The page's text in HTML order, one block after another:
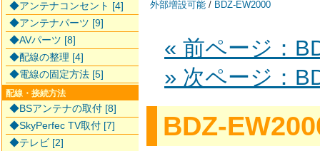
外部増設可能 / BDZ-EW2000
« 前ページ：
» 次ページ：
BDZ-
◆アンテナコンセント [4]
◆アンテナパーツ [9]
◆AVパーツ [8]
◆配線の整理 [4]
◆電線の固定方法 [5]
配線・接続方法
◆BSアンテナの取付 [8]
◆SkyPerfec TV取付 [7]
◆テレビ [2]